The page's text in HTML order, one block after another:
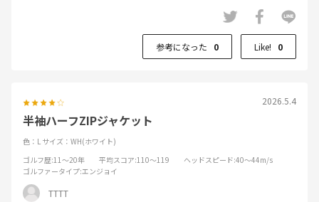
参考になった 0 Like! 0
2026.5.4
半袖ハーフZIPジャケット
色：L サイズ：WH(ホワイト)
ゴルフ歴:11～20年 平均スコア:110～119 ヘッドスピード:40～44m/s
ゴルファータイプ:エンジョイ
TTTT